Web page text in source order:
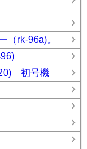
rk-96a)。
初号機